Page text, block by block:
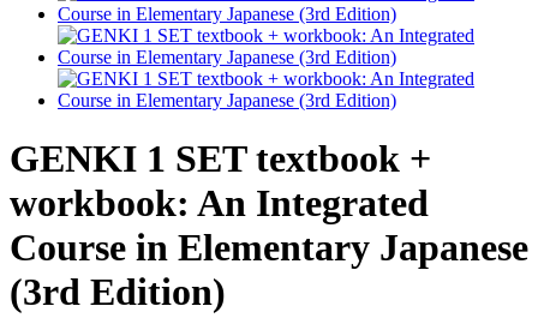
GENKI 1 SET textbook +
workbook: An Integrated
Course in Elementary Japanese
(3rd Edition)